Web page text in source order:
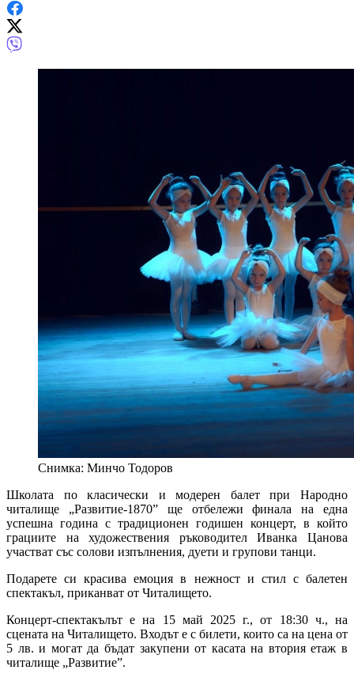
Снимка: Минчо Тодоров
Школата по класически и модерен балет при Народно
читалище „Развитие-1870” ще отбележи финала на една
успешна година с традиционен годишен концерт, в който
грациите на художествения ръководител Иванка Цанова
участват със солови изпълнения, дуети и групови танци.
Подарете си красива емоция в нежност и стил с балетен
спектакъл, приканват от Читалището.
Концерт-спектакълът е на 15 май 2025 г., от 18:30 ч., на
сцената на Читалището. Входът е с билети, които са на цена от
5 лв. и могат да бъдат закупени от касата на втория етаж в
читалище „Развитие”.